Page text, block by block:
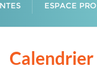
ESPACE PRO
Calendrier